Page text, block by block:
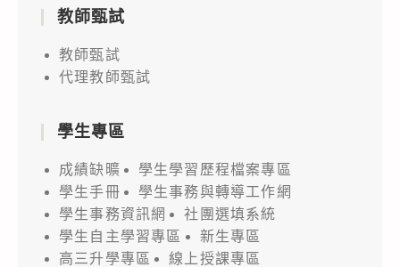
教師甄試
教師甄試
代理教師甄試
學生專區
成績缺曠
學生學習歷程檔案專區
學生手冊
學生事務與轉導工作網
學生事務資訊網
社團選填系統
學生自主學習專區
新生專區
高三升學專區
線上授課專區